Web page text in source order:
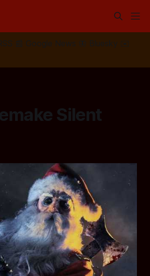
📰 Google News 🦋 Bluesky
✉️
Silent